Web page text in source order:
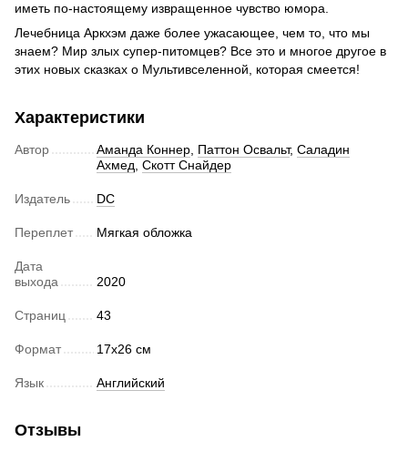
иметь по-настоящему извращенное чувство юмора.
Лечебница Аркхэм даже более ужасающее, чем то, что мы
знаем? Мир злых супер-питомцев? Все это и многое другое в
этих новых сказках о Мультивселенной, которая смеется!
Характеристики
Автор Аманда Коннер, Паттон Освальт, Саладин
Ахмед, Скотт Снайдер
Издатель DC
Переплет Мягкая обложка
Дата
выхода
2020
Страниц 43
Формат 17х26 см
Язык Английский
Отзывы